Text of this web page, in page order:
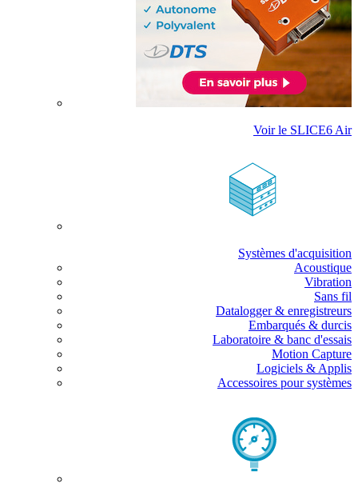
Voir le SLICE6 Air
Systèmes d'acquisition
Acoustique
Vibration
Sans fil
Datalogger & enregistreurs
Embarqués & durcis
Laboratoire & banc d'essais
Motion Capture
Logiciels & Applis
Accessoires pour systèmes